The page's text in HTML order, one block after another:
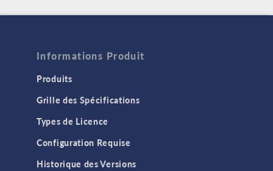
Informations Produit
Produits
Grille des Spécifications
Types de Licence
Configuration Requise
Historique des Versions